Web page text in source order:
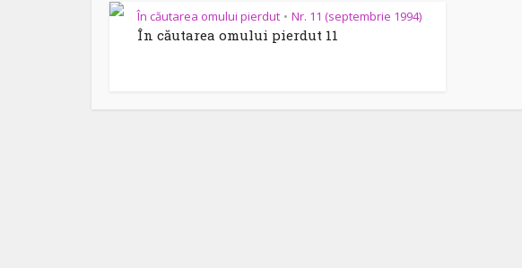
În căutarea omului pierdut • Nr. 11 (septembrie 1994)
În căutarea omului pierdut 11